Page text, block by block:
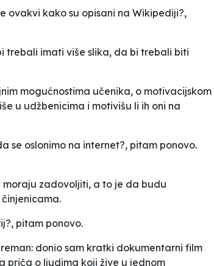
ovakvi kako su opisani na Wikipediji?,
imati više slika, da bi trebali biti
mogućnostima učenika, o motivacijskom
u udžbenicima i motivišu li ih oni na
se oslonimo na internet?, pitam ponovo.
zadovoljiti, a to je da budu
, pitam ponovo.
donio sam kratki dokumentarni film
priča o ljudima koji žive u jednom